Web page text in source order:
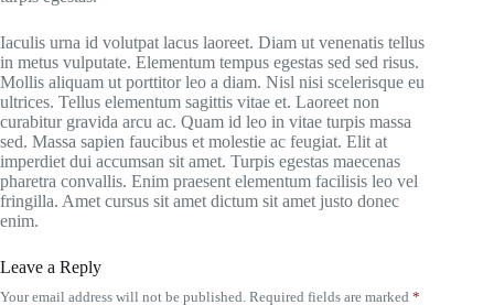
Iaculis urna id volutpat lacus laoreet. Diam ut venenatis tellus
in metus vulputate. Elementum tempus egestas sed sed risus.
Mollis aliquam ut porttitor leo a diam. Nisl nisi scelerisque eu
ultrices. Tellus elementum sagittis vitae et. Laoreet non
curabitur gravida arcu ac. Quam id leo in vitae turpis massa
sed. Massa sapien faucibus et molestie ac feugiat. Elit at
imperdiet dui accumsan sit amet. Turpis egestas maecenas
pharetra convallis. Enim praesent elementum facilisis leo vel
fringilla. Amet cursus sit amet dictum sit amet justo donec
enim.
Leave a Reply
Your email address will not be published. Required fields are marked *